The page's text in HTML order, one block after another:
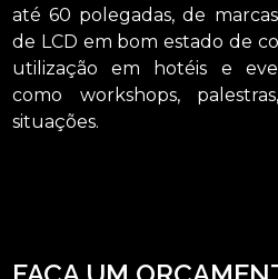
até 60 polegadas, de
de LCD em bom estado de
utilização em hotéis e
como workshops,
situações.